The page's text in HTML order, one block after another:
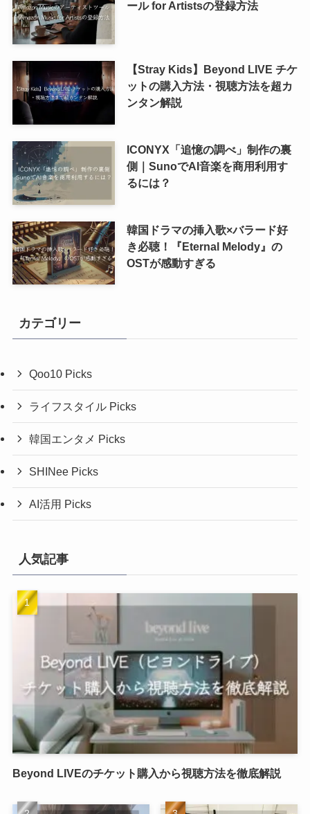
ール for Artistsの登録方法
【Stray Kids】Beyond LIVE チケ
ットの購入方法・視聴方法を超カ
ンタン解説
ICONYX「追憶の調べ」制作の裏
側｜SunoでAI音楽を商用利用す
るには？
韓国ドラマの挿入歌×バラード好
き必聴！『Eternal Melody』の
OSTが感動すぎる
カテゴリー
Qoo10 Picks
ライフスタイル Picks
韓国エンタメ Picks
SHINee Picks
AI活用 Picks
人気記事
Beyond LIVEのチケット購入から視聴方法を徹底解説